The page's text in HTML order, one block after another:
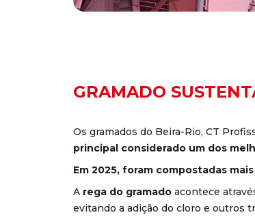
GRAMADO
Os gramados do Beira-Rio, CT
principal considerado um dos
Em 2025, foram compostadas
A rega do gramado acontece
evitando a adição do cloro e outros